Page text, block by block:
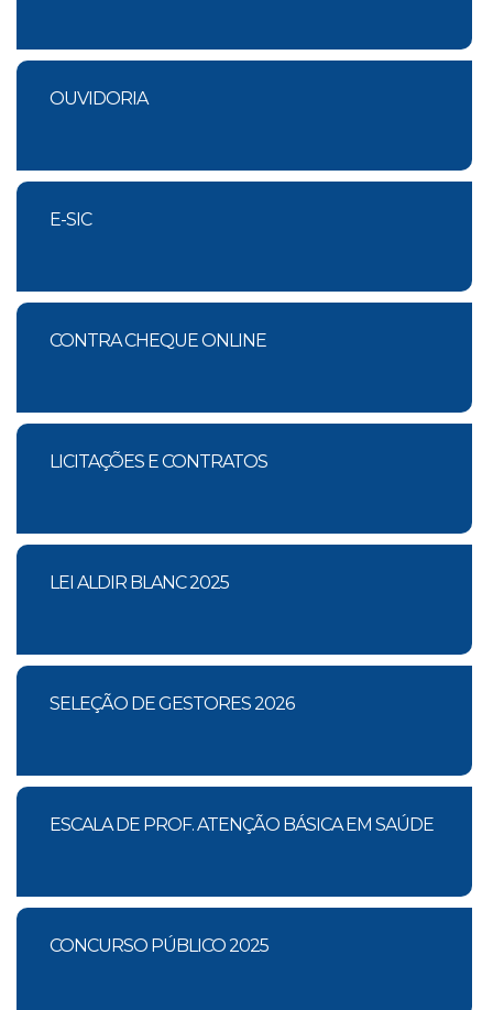
OUVIDORIA
E-SIC
CONTRA CHEQUE ONLINE
LICITAÇÕES E CONTRATOS
LEI ALDIR BLANC 2025
SELEÇÃO DE GESTORES 2026
ESCALA DE PROF. ATENÇÃO BÁSICA EM SAÚDE
CONCURSO PÚBLICO 2025